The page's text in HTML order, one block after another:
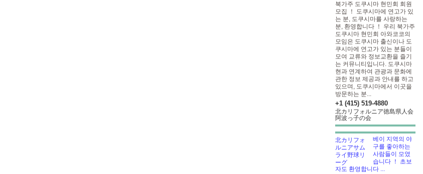
북가주 도쿠시마 현민회 회원
모집 ！ 도쿠시마에 연고가 있
는 분, 도쿠시마를 사랑하는
분, 환영합니다 ！ 우리 북가주
도쿠시마 현민회 아와코코의
모임은 도쿠시마 출신이나 도
쿠시마에 연고가 있는 분들이
모여 교류와 정보교환을 즐기
는 커뮤니티입니다. 도쿠시마
현과 연계하여 관광과 문화에
관한 정보 제공과 안내를 하고
있으며, 도쿠시마에서 이곳을
방문하는 분...
+1 (415) 519-4880
北カリフォルニア徳島県人会
阿波っ子の会
베이 지역의 야
구를 좋아하는
사람들이 모였
습니다 ！ 초보
자도 환영합니다 ...